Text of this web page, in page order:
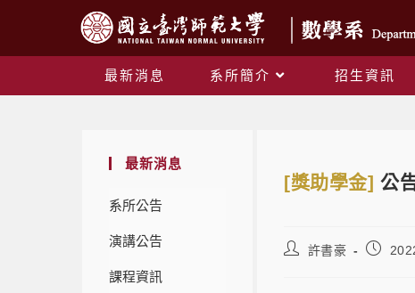
最新消息 系所簡介 招生資訊
最新消息
系所公告
演講公告
課程資訊
[獎助學金]公
許書豪